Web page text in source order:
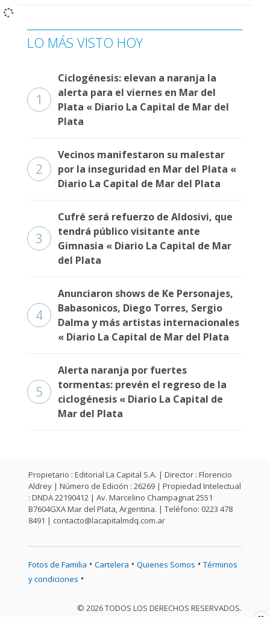
LO MÁS VISTO HOY
1
Ciclogénesis: elevan a naranja la
alerta para el viernes en Mar del
Plata « Diario La Capital de Mar del
Plata
2
Vecinos manifestaron su malestar
por la inseguridad en Mar del Plata «
Diario La Capital de Mar del Plata
3
Cufré será refuerzo de Aldosivi, que
tendrá público visitante ante
Gimnasia « Diario La Capital de Mar
del Plata
4
Anunciaron shows de Ke Personajes,
Babasonicos, Diego Torres, Sergio
Dalma y más artistas internacionales
« Diario La Capital de Mar del Plata
5
Alerta naranja por fuertes
tormentas: prevén el regreso de la
ciclogénesis « Diario La Capital de
Mar del Plata
Propietario : Editorial La Capital S.A. | Director : Florencio
Aldrey | Número de Edición : 26269 | Propiedad Intelectual
: DNDA 22190412 | Av. Marcelino Champagnat 2551
B7604GXA Mar del Plata, Argentina. | Teléfono: 0223 478
8491 | contacto@lacapitalmdq.com.ar
Fotos de Familia • Cartelera • Quienes Somos • Términos
y condiciones •
© 2026 TODOS LOS DERECHOS RESERVADOS.